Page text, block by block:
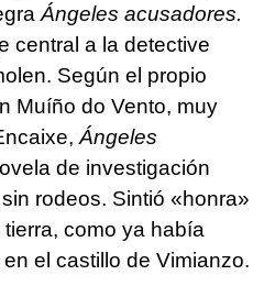
Ángeles acusadores.
central a la detective
Según el propio
Muíño do Vento, muy
Ángeles
de investigación
rodeos. Sintió «honra»
como ya había
el castillo de Vimianzo.